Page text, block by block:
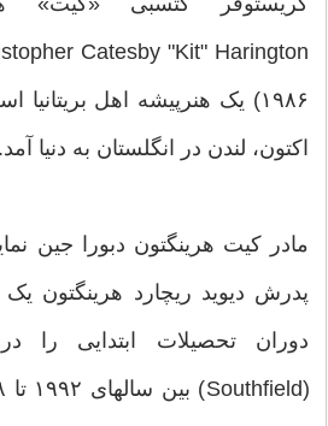
۱۹۸۶) یک هنرپیشه اهل
اکتون، لندن در انگلستان به دنیا آمد.
مادر کیت هرینگتون دبورا جین
پدرش دیوید ریچارد هرینگتون
دوران تحصیلات ابتدایی را